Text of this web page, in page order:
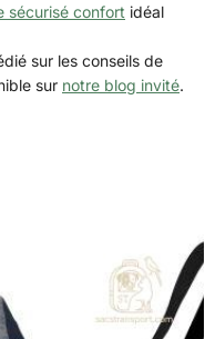
sécurisé confort idéal
sur les conseils de
sur notre blog invité.